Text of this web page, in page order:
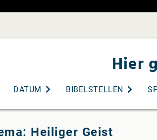
Hier
DATUM BIBELSTELLEN
Heiliger Geist